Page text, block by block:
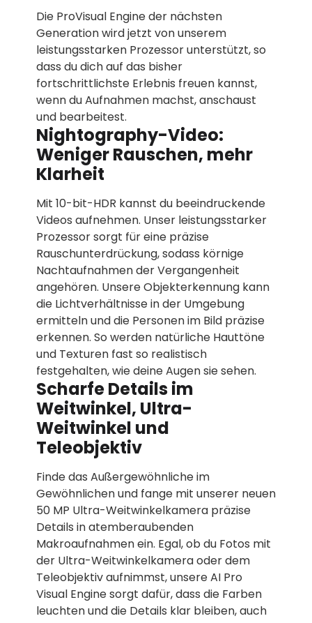
Die ProVisual Engine der nächsten
Generation wird jetzt von unserem
leistungsstarken Prozessor unterstützt, so
dass du dich auf das bisher
fortschrittlichste Erlebnis freuen kannst,
wenn du Aufnahmen machst, anschaust
und bearbeitest.
Nightography-Video:
Weniger Rauschen, mehr
Klarheit
Mit 10-bit-HDR kannst du beeindruckende
Videos aufnehmen. Unser leistungsstarker
Prozessor sorgt für eine präzise
Rauschunterdrückung, sodass körnige
Nachtaufnahmen der Vergangenheit
angehören. Unsere Objekterkennung kann
die Lichtverhältnisse in der Umgebung
ermitteln und die Personen im Bild präzise
erkennen. So werden natürliche Hauttöne
und Texturen fast so realistisch
festgehalten, wie deine Augen sie sehen.
Scharfe Details im
Weitwinkel, Ultra-
Weitwinkel und
Teleobjektiv
Finde das Außergewöhnliche im
Gewöhnlichen und fange mit unserer neuen
50 MP Ultra-Weitwinkelkamera präzise
Details in atemberaubenden
Makroaufnahmen ein. Egal, ob du Fotos mit
der Ultra-Weitwinkelkamera oder dem
Teleobjektiv aufnimmst, unsere AI Pro
Visual Engine sorgt dafür, dass die Farben
leuchten und die Details klar bleiben, auch